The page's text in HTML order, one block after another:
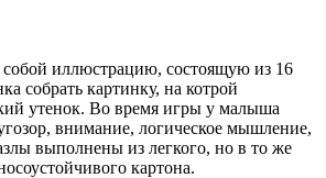
иллюстрацию, состоящую из 16
собрать картинку, на котрой
утенок. Во время игры у малыша
внимание, логическое мышление,
выполнены из легкого, но в то же
картона.